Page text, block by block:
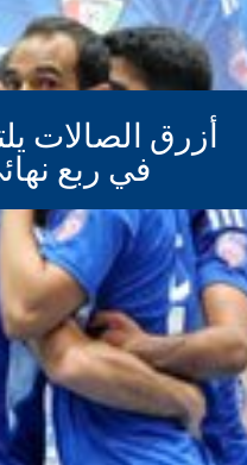
أزرق الصالات
في ربع